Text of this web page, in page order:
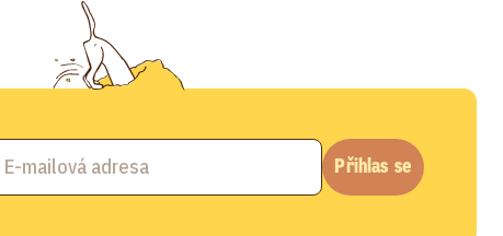
Přihlas se